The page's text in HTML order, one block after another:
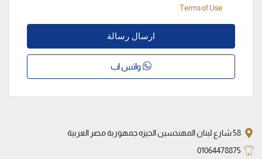
Terms of Use
ارسال رسالة
واتس اب
58 شارع لبنان المهندسين الجيزه جمهورية مصر العربية
01064478875